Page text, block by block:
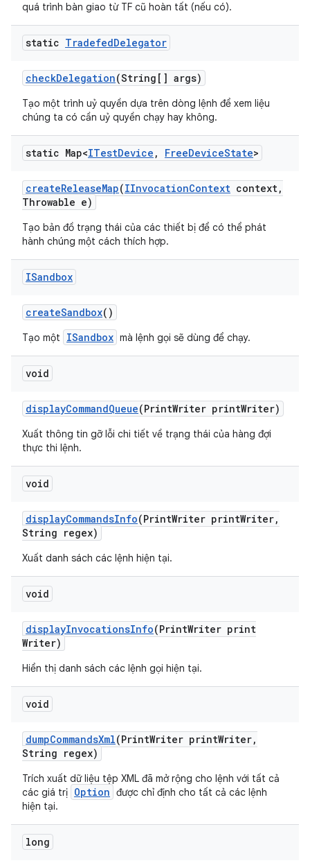
quá trình bàn giao từ TF cũ hoàn tất (nếu có).
static TradefedDelegator
checkDelegation(String[] args)
Tạo một trình uỷ quyền dựa trên dòng lệnh để xem liệu
chúng ta có cần uỷ quyền chạy hay không.
static Map<ITestDevice , FreeDeviceState>
createReleaseMap(IInvocationContext context,
Throwable e)
Tạo bản đồ trạng thái của các thiết bị để có thể phát
hành chúng một cách thích hợp.
ISandbox
createSandbox()
Tạo một ISandbox mà lệnh gọi sẽ dùng để chạy.
void
displayCommandQueue(PrintWriter printWriter)
Xuất thông tin gỡ lỗi chi tiết về trạng thái của hàng đợi
thực thi lệnh.
void
displayCommandsInfo(PrintWriter printWriter,
String regex)
Xuất danh sách các lệnh hiện tại.
void
displayInvocationsInfo(PrintWriter print
Writer)
Hiển thị danh sách các lệnh gọi hiện tại.
void
dumpCommandsXml(PrintWriter printWriter,
String regex)
Trích xuất dữ liệu tệp XML đã mở rộng cho lệnh với tất cả
các giá trị Option được chỉ định cho tất cả các lệnh
hiện tại.
long